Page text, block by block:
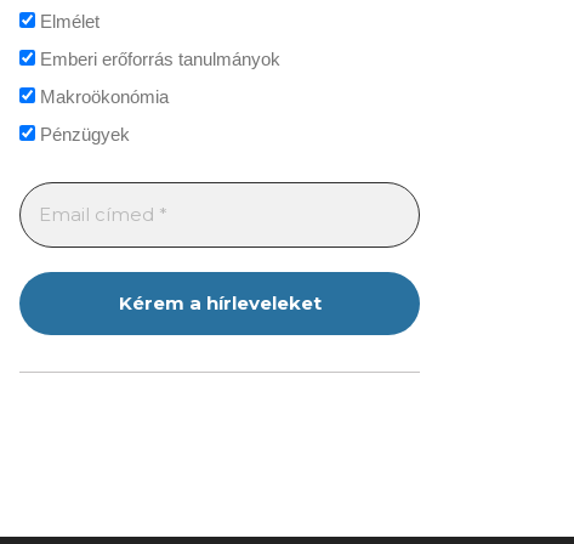
Elmélet
Emberi erőforrás tanulmányok
Makroökonómia
Pénzügyek